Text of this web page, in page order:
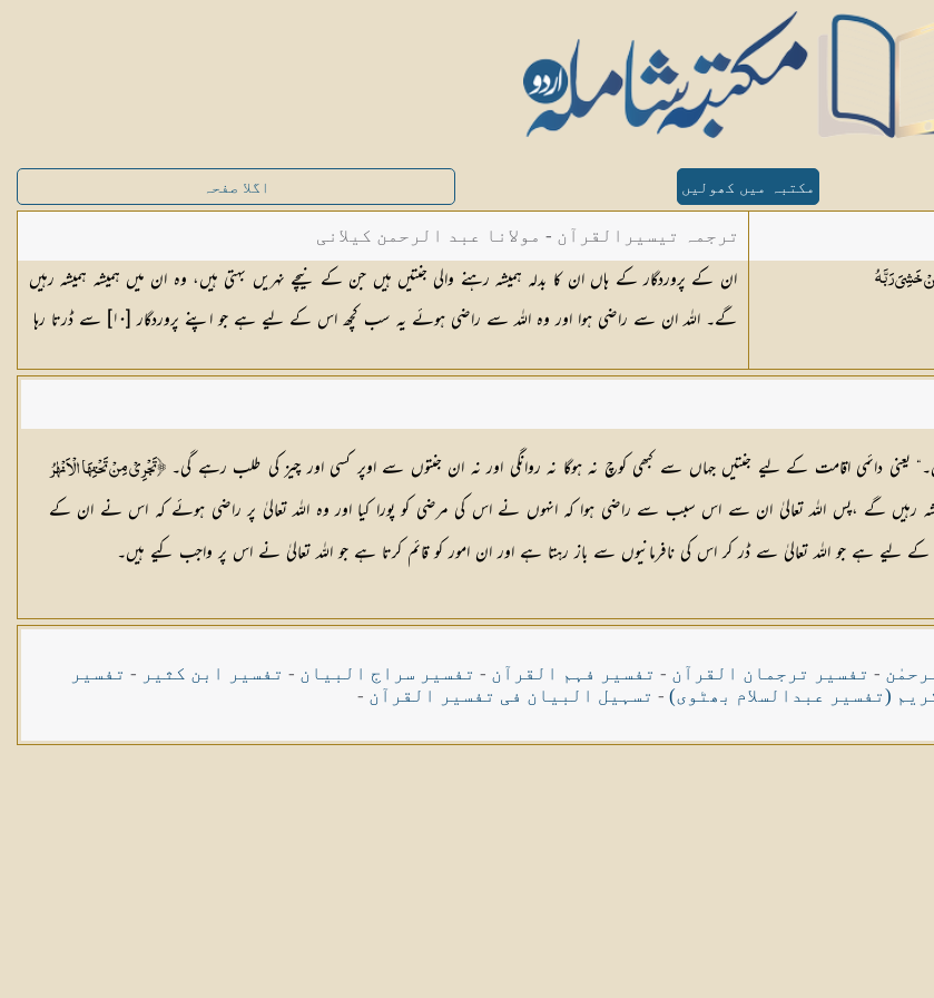
مکتبہ میں کھولیں اگلا صفحہ
خَشِيَرَبَّهُ
ترجمہ تیسیرالقرآن - مولانا عبد الرحمن کیلانی
ان کے پروردگار کے ہاں ان کا بدلہ ہمیشہ رہنے والی جنتیں ہیں جن کے نیچے نہریں بہتی ہیں، وہ ان میں ہمیشہ ہمیشہ رہیں
گے۔ اللہ ان سے راضی ہوا اور وہ اللہ سے راضی ہوئے یہ سب کچھ اس کے لیے ہے جو اپنے پروردگار [١٠] سے ڈرتا رہا
دائمی اقامت کے لیے جنتیں جہاں سے کبھی کوچ نہ ہوگا نہ روانگی اور نہ ان جنتوں سے اوپر کسی اور چیز کی طلب رہے گی۔﴿تَجْرِیْ مِنْ تَحْتِہَا الْاَنْہٰرُ
رہیں گے ،پس اللہ تعالیٰ ان سے اس سبب سے راضی ہوا کہ انہوں نے اس کی مرضی کو پورا کیا اور وہ اللہ تعالیٰ پر راضی ہوئے کہ اس نے ان کے
لیے ہے جو اللہ تعالیٰ سے ڈر کر اس کی نافرمانیوں سے باز رہتا ہے اور ان امور کو قائم کرتا ہے جو اللہ تعالیٰ نے اس پر واجب کیے ہیں۔
- تفسیر ترجمان القرآن - تفسیر فہم القرآن - تفسیر سراج البیان - تفسیر ابن کثیر - تفسیر
(تفسیر عبدالسلام بھٹوی) - تسہیل البیان فی تفسیر القرآن -